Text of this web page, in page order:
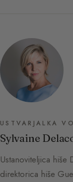
USTVARJALKA
Sylvaine
Ustanoviteljica hiše
direktorica hiše